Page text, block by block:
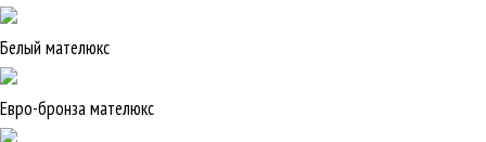
Белый мателюкс
Евро-бронза мателюкс